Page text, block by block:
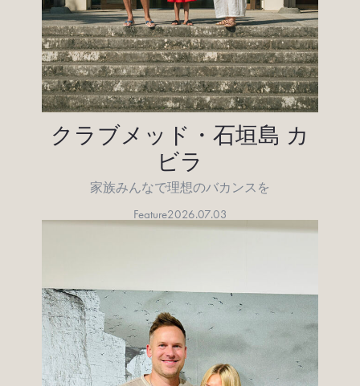
クラブメッド・石垣島 カ
ビラ
家族みんなで理想のバカンスを
Feature2026.07.03